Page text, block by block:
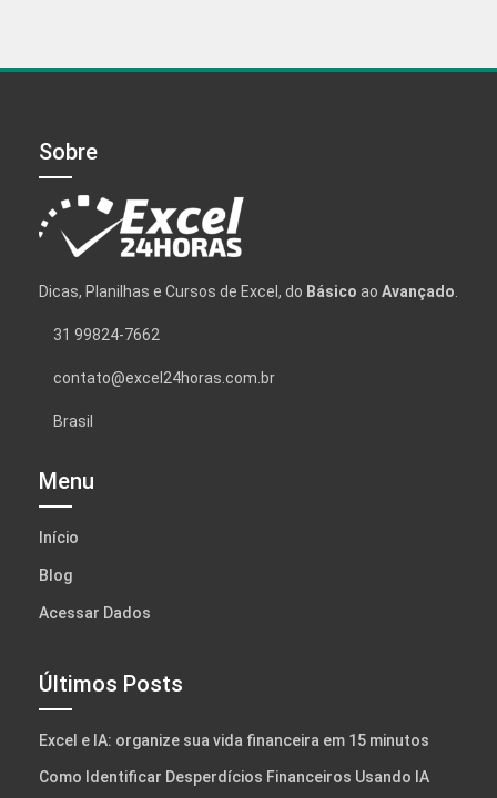
Sobre
Dicas, Planilhas e Cursos de Excel, do Básico ao Avançado.
31 99824-7662
contato@excel24horas.com.br
Brasil
Menu
Início
Blog
Acessar Dados
Últimos Posts
Excel e IA: organize sua vida financeira em 15 minutos
Como Identificar Desperdícios Financeiros Usando IA